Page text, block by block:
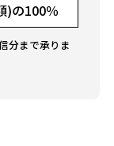
)の100％
分まで承りま